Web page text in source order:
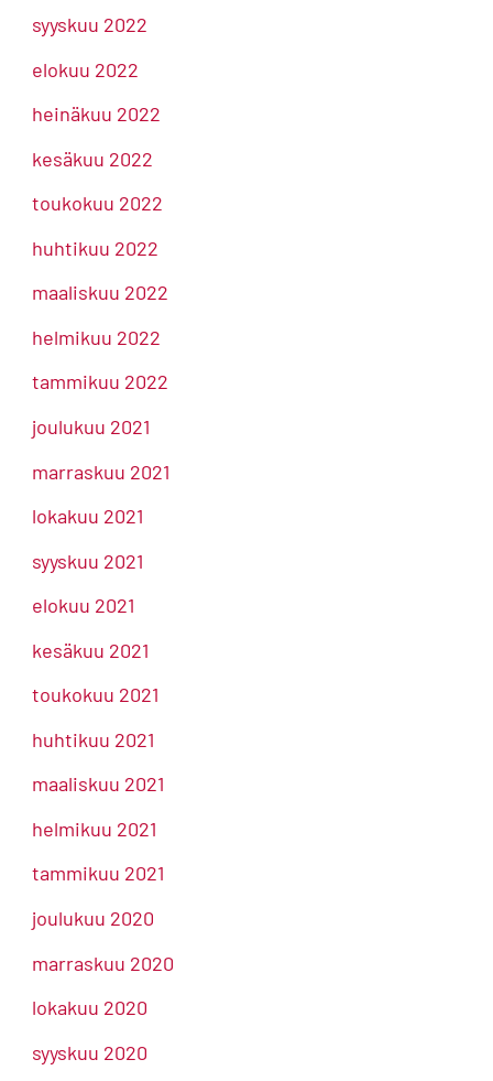
syyskuu 2022
elokuu 2022
heinäkuu 2022
kesäkuu 2022
toukokuu 2022
huhtikuu 2022
maaliskuu 2022
helmikuu 2022
tammikuu 2022
joulukuu 2021
marraskuu 2021
lokakuu 2021
syyskuu 2021
elokuu 2021
kesäkuu 2021
toukokuu 2021
huhtikuu 2021
maaliskuu 2021
helmikuu 2021
tammikuu 2021
joulukuu 2020
marraskuu 2020
lokakuu 2020
syyskuu 2020